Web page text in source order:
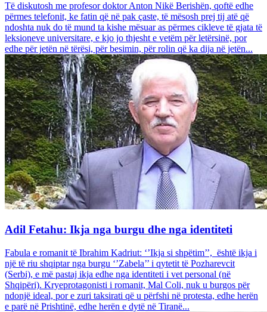
Të diskutosh me profesor doktor Anton Nikë Berishën, qoftë edhe
përmes telefonit, ke fatin që në pak çaste, të mësosh prej tij atë që
ndoshta nuk do të mund ta kishe mësuar as përmes cikleve të gjata të
leksioneve universitare, e kjo jo thjesht e vetëm për letërsinë, por
edhe për jetën në tërësi, për besimin, për rolin që ka dija në jetën...
Adil Fetahu: Ikja nga burgu dhe nga identiteti
Fabula e romanit të Ibrahim Kadriut: ‘’Ikja si shpëtim’’, është ikja i
një të riu shqiptar nga burgu ‘’Zabela’’ i qytetit të Pozharevcit
(Serbi), e më pastaj ikja edhe nga identiteti i vet personal (në
Shqipëri). Kryeprotagonisti i romanit, Mal Coli, nuk u burgos për
ndonjë ideal, por e zuri taksirati që u përfshi në protesta, edhe herën
e parë në Prishtinë, edhe herën e dytë në Tiranë...